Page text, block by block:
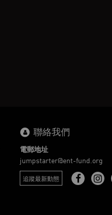
聯絡我們
電郵地址
jumpstarter@ent-fund.org
追蹤最新動態